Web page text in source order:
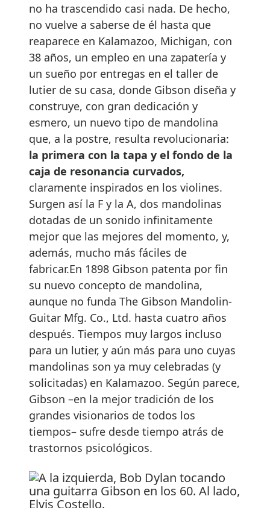
no ha trascendido casi nada. De hecho,
no vuelve a saberse de él hasta que
reaparece en Kalamazoo, Michigan, con
38 años, un empleo en una zapatería y
un sueño por entregas en el taller de
lutier de su casa, donde Gibson diseña y
construye, con gran dedicación y
esmero, un nuevo tipo de mandolina
que, a la postre, resulta revolucionaria:
la primera con la tapa y el fondo de la
caja de resonancia curvados,
claramente inspirados en los violines.
Surgen así la F y la A, dos mandolinas
dotadas de un sonido infinitamente
mejor que las mejores del momento, y,
además, mucho más fáciles de
fabricar.En 1898 Gibson patenta por fin
su nuevo concepto de mandolina,
aunque no funda The Gibson Mandolin-
Guitar Mfg. Co., Ltd. hasta cuatro años
después. Tiempos muy largos incluso
para un lutier, y aún más para uno cuyas
mandolinas son ya muy celebradas (y
solicitadas) en Kalamazoo. Según parece,
Gibson –en la mejor tradición de los
grandes visionarios de todos los
tiempos– sufre desde tiempo atrás de
trastornos psicológicos.